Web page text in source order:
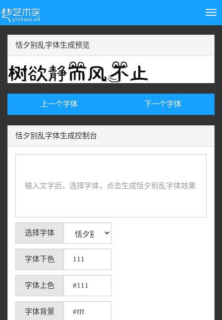
恬夕别乱字体生成预览
上一个字体 下一个字体
恬夕别乱字体生成控制台
选择字体
字体下色
字体上色
字体背景